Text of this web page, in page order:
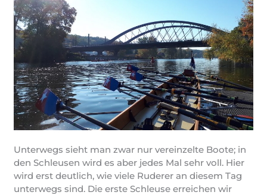
Unterwegs sieht man zwar nur vereinzelte Boote; in
den Schleusen wird es aber jedes Mal sehr voll. Hier
wird erst deutlich, wie viele Ruderer an diesem Tag
unterwegs sind. Die erste Schleuse erreichen wir